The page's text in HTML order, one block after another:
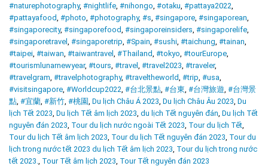
#naturephotography, #nightlife #nihongo #otaku #pattaya2022
#pattayafood #photo #photography, #s #singapore #singaporean
#singaporecity, #singaporefood #singaporeinsiders #singaporelife
#singaporetravel #singaporetrip #Spain #sushi #taichung #tainan
#taipei #taiwan #taiwantravel #Thailand #tokyo #tourEurope
#tourismlunarnewyear, #tours #travel #travel2023 #traveler,
#travelgram #travelphotography, #traveltheworld #trip #usa
#visitsingapore #Worldcup2022 #台北景點 #台東 #台灣旅遊 #台灣景
點 #宜蘭 #新竹 #桃園 Du lịch Châu Á 2023 Du lịch Châu Âu 2023 Du
lịch Tết 2023 Du lịch Tết âm lịch 2023 du lịch Tết nguyên đán Du lịch Tết
nguyên đán 2023 Tour du lịch nước ngoài Tết 2023 Tour du lịch Tết
Tour du lịch Tết âm lịch 2023 Tour du lịch Tết nguyên đán 2023 Tour du
lịch trong nước tết 2023 du lịch Tết âm lịch 2023 Tour du lịch trong nước
tết 2023.
Tour Tết âm lịch 2023 Tour Tết nguyên đán 2023